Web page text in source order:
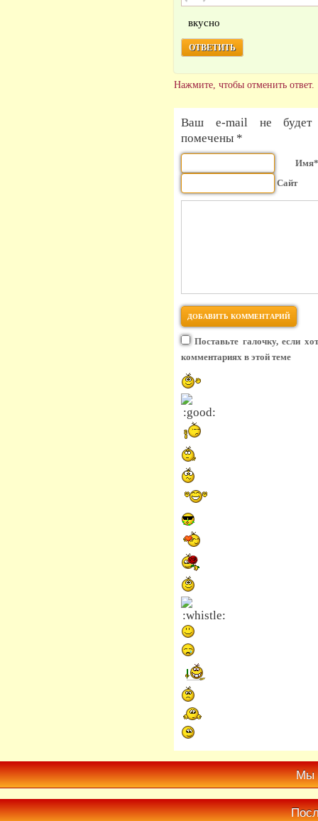
вкусно
ОТВЕТИТЬ
Нажмите, чтобы отменить ответ.
Ваш e-mail не будет
помечены *
Имя*
Сайт
Поставьте галочку, если
комментариях в этой теме
Мы